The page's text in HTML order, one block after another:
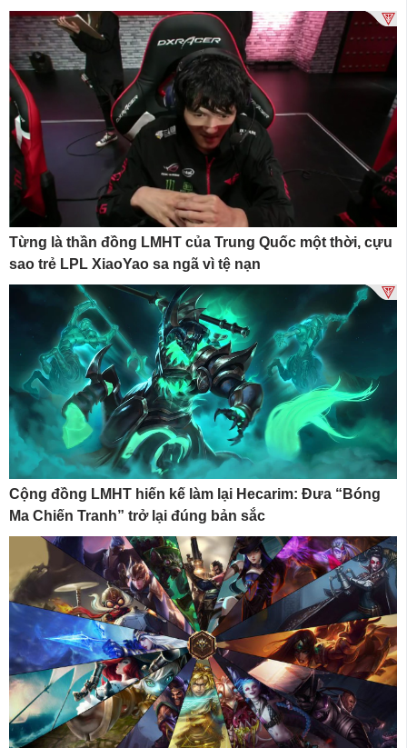
Từng là thần đồng LMHT của Trung Quốc một thời, cựu
sao trẻ LPL XiaoYao sa ngã vì tệ nạn
Cộng đồng LMHT hiến kế làm lại Hecarim: Đưa “Bóng
Ma Chiến Tranh” trở lại đúng bản sắc